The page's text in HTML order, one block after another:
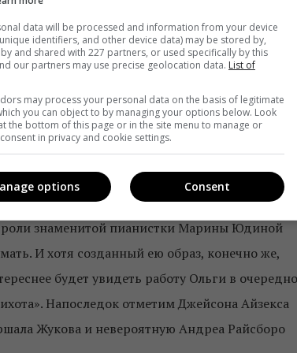
одной сцены. И хотя фильм периодически
схлестнувшиеся за власть Хрущев в
и Берия, которого изобразил
активе роли Наполеона и Черчилля, к финалу
тема для разговора. Великий Майкл
очень тонко балансирует на грани между
и Била кажутся едва ли не лучшими в
знаменитой пианистки Марины Юдиной
И хотя созданный ею образ, конечно же,
будет увидеть работу Ольги в
Напоследок отметим Джейсона Айзекса
Жукова и невероятную Андреа Райсборо
data will be processed and information from your device
identifiers, and other device data) may be stored by,
and shared with 227 partners, or used specifically by this
our partners may use precise geolocation data. List of
may process your personal data on the basis of legitimate
you can object to by managing your options below. Look
the bottom of this page or in the site menu to manage or
in privacy and cookie settings.
Consent
options